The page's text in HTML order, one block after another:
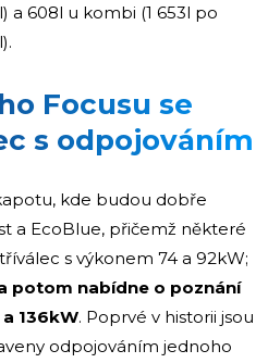
a 608l u kombi (1 653l po
Focusu se
s odpojováním
kde budou dobře
a EcoBlue, přičemž některé
s výkonem 74 a 92kW;
potom nabídne o poznání
136kW. Poprvé v historii jsou
odpojováním jednoho